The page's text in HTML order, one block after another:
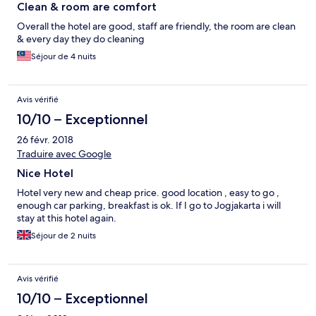
Clean & room are comfort
Overall the hotel are good, staff are friendly, the room are clean
& every day they do cleaning
Séjour de 4 nuits
Avis vérifié
10/10 – Exceptionnel
26 févr. 2018
Traduire avec Google
Nice Hotel
Hotel very new and cheap price. good location , easy to go ,
enough car parking, breakfast is ok. If I go to Jogjakarta i will
stay at this hotel again.
Séjour de 2 nuits
Avis vérifié
10/10 – Exceptionnel